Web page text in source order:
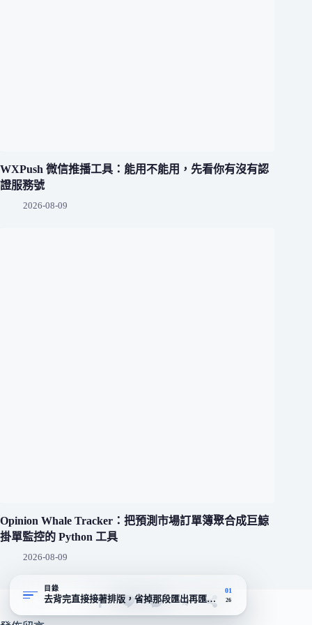
WXPush 微信推播工具：能用不能用，先看你有沒有認
證服務號
2026-08-09
Opinion Whale Tracker：把預測市場訂單簿聚合成巨鯨
掛單監控的 Python 工具
2026-08-09
目錄
去背完直接接著排版，省掉那段匯出再匯入的冤枉路
01
26